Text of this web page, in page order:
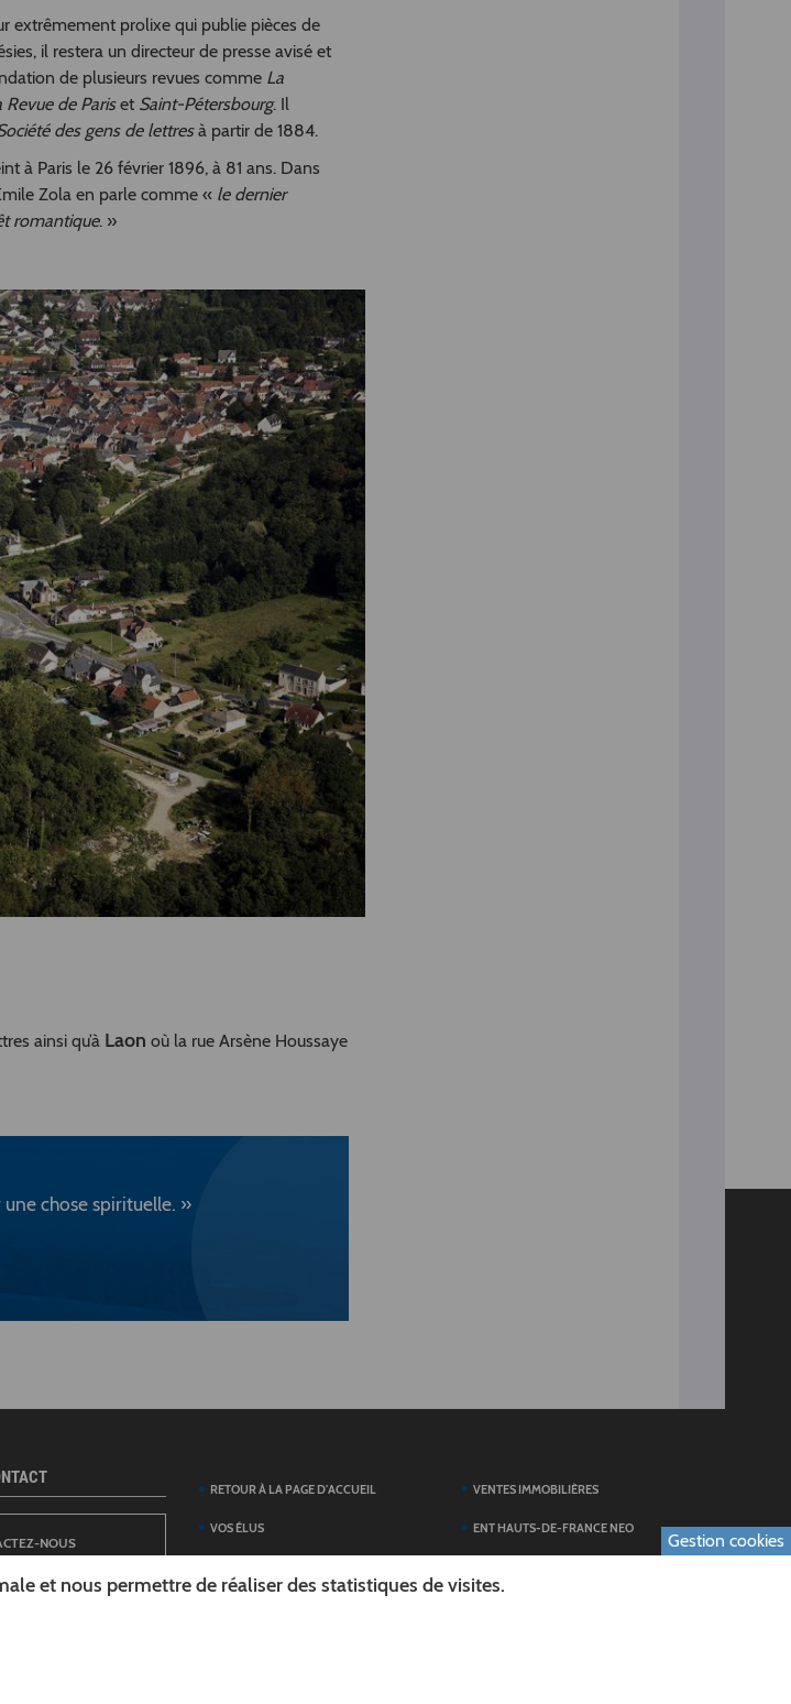
extrêmement prolixe qui publie pièces de
il restera un directeur de presse avisé et
de plusieurs revues comme La
Revue de Pariset Saint-Pétersbourg. Il
des gens de lettresà partir de 1884.
à Paris le 26 février 1896, à 81 ans. Dans
Zola en parle comme « le dernier
romantique. »
ainsi qu’à Laon où la rue Arsène Houssaye
chose spirituelle. »
NOUS
RETOUR À LA PAGE D'ACCUEIL
VOS ÉLUS
DÉPARTEMENT
VENTES IMMOBILIÈRES
ENT HAUTS-DE-FRANCE NEO
Gestion cookies
et nous permettre de réaliser des statistiques de visites.